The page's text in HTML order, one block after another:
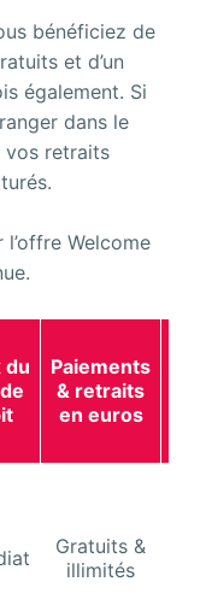
bénéficiez de
et d’un
également. Si
dans le
vos retraits
Welcome
du
Paiements
& retraits
en euros
Gratuits &
illimités